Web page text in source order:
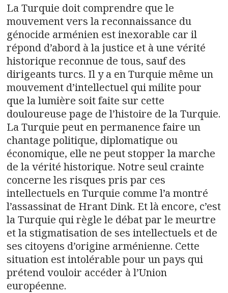
La Turquie doit comprendre que le
mouvement vers la reconnaissance du
génocide arménien est inexorable car il
répond d’abord à la justice et à une vérité
historique reconnue de tous, sauf des
dirigeants turcs. Il y a en Turquie même un
mouvement d’intellectuel qui milite pour
que la lumière soit faite sur cette
douloureuse page de l’histoire de la Turquie.
La Turquie peut en permanence faire un
chantage politique, diplomatique ou
économique, elle ne peut stopper la marche
de la vérité historique. Notre seul crainte
concerne les risques pris par ces
intellectuels en Turquie comme l’a montré
l’assassinat de Hrant Dink. Et là encore, c’est
la Turquie qui règle le débat par le meurtre
et la stigmatisation de ses intellectuels et de
ses citoyens d’origine arménienne. Cette
situation est intolérable pour un pays qui
prétend vouloir accéder à l’Union
européenne.